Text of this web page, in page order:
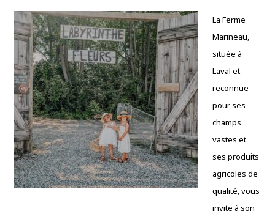
La Ferme
Marineau,
située à
Laval et
reconnue
pour ses
champs
vastes et
ses produits
agricoles de
qualité, vous
invite à son